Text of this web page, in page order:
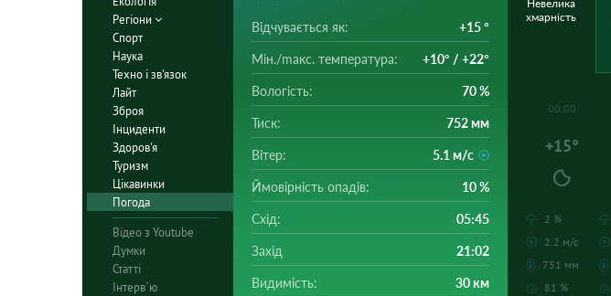
Регіони
Спорт
Наука
Техно і зв'язок
Лайт
Зброя
Інциденти
Здоров'я
Туризм
Цікавинки
Погода
Відео з Youtube
Думки
Статті
Інтерв`ю
Відчувається як: +15 °
Мін./mакс. температура: +10° / +22°
Вологість: 70 %
Тиск: 752 мм
Вітер: 5.1 м/с
Ймовірність опадів: 10 %
Схід: 05:45
Захід 21:02
Видимість: 30 км
Невелика
хмарність
00:00
+15°
2 %
2.2 м/с
751 мм
81 %